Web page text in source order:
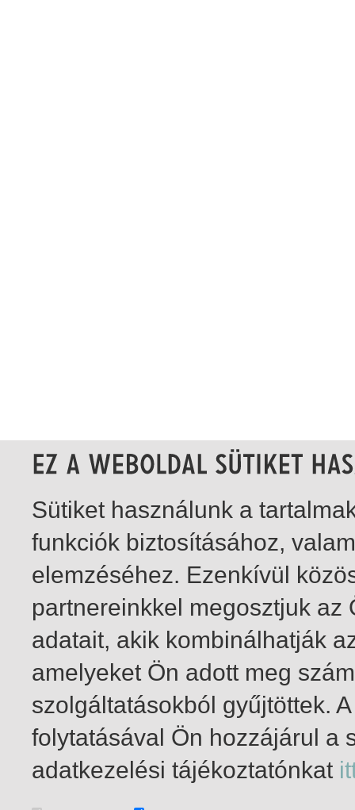
1-4 / insgesamt 4 Treffer
Sütiket használunk a
funkciók biztosításához,
elemzéséhez. Ezenkívül
partnereinkkel megosztjuk
adatait, akik kombinálhatják
amelyeket Ön adott meg
szolgáltatásokból gyűjtöttek.
folytatásával Ön hozzájárul a
adatkezelési tájékoztatónkat